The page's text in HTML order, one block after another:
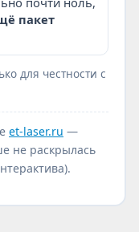
пакет
для честности с
et-laser.ru —
не раскрылась